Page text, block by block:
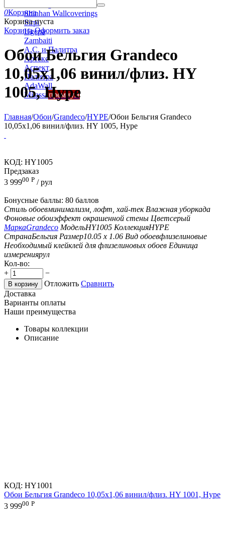
Shinhan Wallcoverings
Sirpi
Ugepa
Zambaiti
А.С. и Палитра
Артекс
Аспект
Палитра
AdaWall
Milassa премиум
0Корзина
Корзина пуста
Корзина Оформить заказ
Обои Бельгия Grandeco
10,05х1,06 винил/флиз. HY
1005, Hype
Главная/Обои/Grandeco/HYPE/Обои Бельгия Grandeco
10,05х1,06 винил/флиз. HY 1005, Hype
КОД: HY1005
Предзаказ
3 99900 Р / рул
Бонусные баллы: 80 баллов
Стиль обоевминимализм, лофт, хай-тек Влажная уборкада
Фоновые обоиэффект окрашенной стены Цветсерый
МаркаGrandeco МодельHY1005 КоллекцияHYPE
СтранаБельгия Размер10.05 х 1.06 Вид обоевфлизелиновые
Необходимый клейклей для флизелиновых обоев Единица
измерениярул
Кол-во:
+
−
В корзину Отложить Сравнить
Доставка
Варианты оплаты
Наши преимущества
Товары коллекции
Описание
КОД: HY1001
Обои Бельгия Grandeco 10,05х1,06 винил/флиз. HY 1001, Hype
3 99900 Р